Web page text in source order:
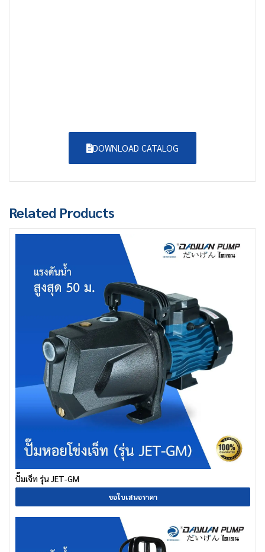
DOWNLOAD CATALOG
Related Products
ปั๊มเจ็ท รุ่น JET-GM
ขอใบเสนอราคา